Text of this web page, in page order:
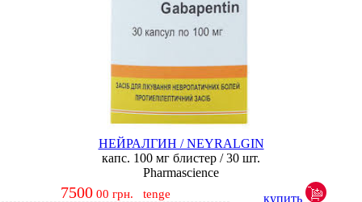
НЕЙРАЛГИН / NEYRALGIN
капс. 100 мг блистер / 30 шт.
Pharmascience
7500 00 грн. tenge купить